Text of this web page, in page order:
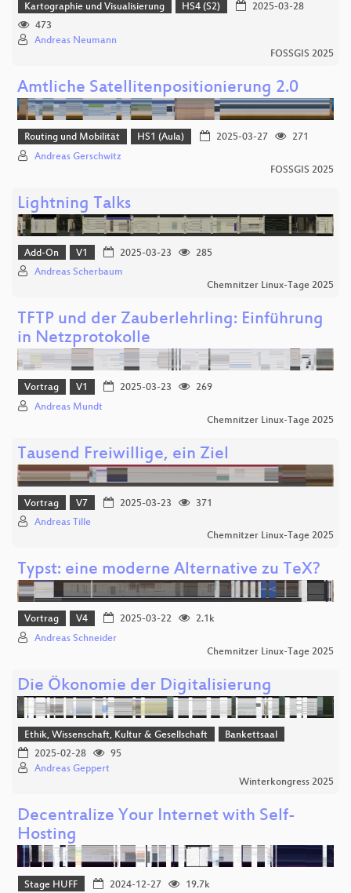
Kartographie und Visualisierung HS4 (S2)
2025-03-28
473
Andreas Neumann
FOSSGIS 2025
Amtliche Satellitenpositionierung 2.0
Routing und Mobilität HS1 (Aula) 2025-03-27
271
Andreas Gerschwitz
FOSSGIS 2025
Lightning Talks
Add-On V1 2025-03-23
285
Andreas Scherbaum
Chemnitzer Linux-Tage 2025
TFTP und der Zauberlehrling: Einführung
in Netzprotokolle
Vortrag V1 2025-03-23
269
Andreas Mundt
Chemnitzer Linux-Tage 2025
Tausend Freiwillige, ein Ziel
Vortrag V7 2025-03-23
371
Andreas Tille
Chemnitzer Linux-Tage 2025
Typst: eine moderne Alternative zu TeX?
Vortrag V4 2025-03-22
2.1k
Andreas Schneider
Chemnitzer Linux-Tage 2025
Die Ökonomie der Digitalisierung
Ethik, Wissenschaft, Kultur & Gesellschaft
Bankettsaal
2025-02-28
95
Andreas Geppert
Winterkongress 2025
Decentralize Your Internet with Self-
Hosting
Stage HUFF 2024-12-27 19.7k